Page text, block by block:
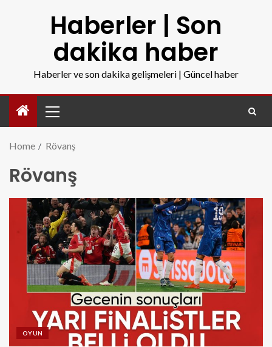
Haberler | Son
dakika haber
Haberler ve son dakika gelişmeleri | Güncel haber
Home Rövanş
Rövanş
OYUN